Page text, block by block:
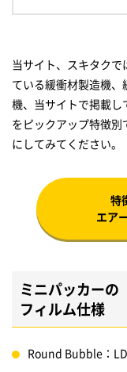
当サイト、スキタク
ている緩衝材製造機
機、当サイトで掲載
をピックアップ特徴
にしてみてください。
特
エア
ミニパッカーの
フィルム仕様
Round Bubble：